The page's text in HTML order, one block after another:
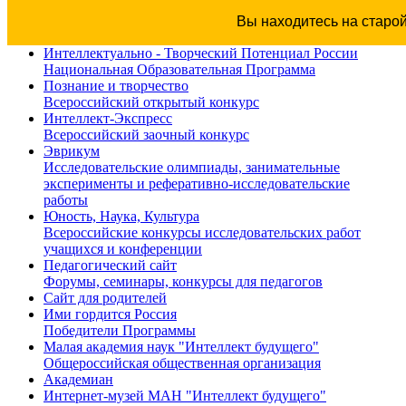
Вы находитесь на
Интеллектуально - Творческий Потенциал России
Национальная Образовательная Программа
Познание и творчество
Всероссийский открытый конкурс
Интеллект-Экспресс
Всероссийский заочный конкурс
Эврикум
Исследовательские олимпиады, занимательные
эксперименты и реферативно-исследовательские
работы
Юность, Наука, Культура
Всероссийские конкурсы исследовательских работ
учащихся и конференции
Педагогический сайт
Форумы, семинары, конкурсы для педагогов
Сайт для родителей
Ими гордится Россия
Победители Программы
Малая академия наук "Интеллект будущего"
Общероссийская общественная организация
Академиан
Интернет-музей МАН "Интеллект будущего"